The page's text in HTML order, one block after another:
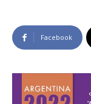
Facebook